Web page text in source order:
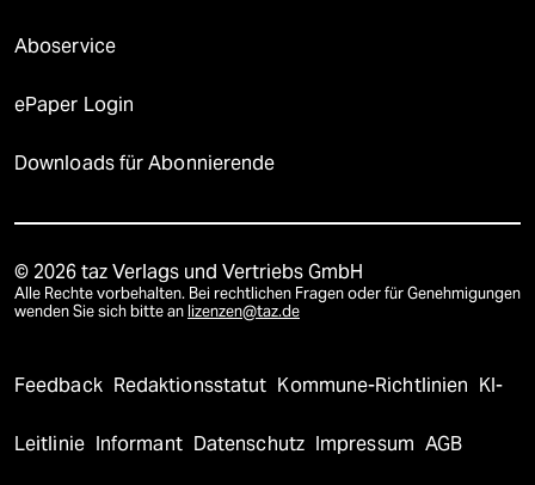
Aboservice
ePaper Login
Downloads für Abonnierende
© 2026 taz Verlags und Vertriebs GmbH
Alle Rechte vorbehalten. Bei rechtlichen Fragen oder für Genehmigungen
wenden Sie sich bitte an lizenzen@taz.de
Feedback Redaktionsstatut Kommune-Richtlinien KI-
Leitlinie Informant Datenschutz Impressum AGB